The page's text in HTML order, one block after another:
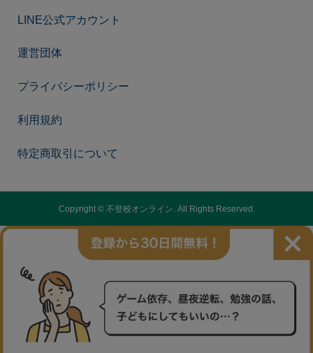
LINE公式アカウント
運営団体
プライバシーポリシー
利用規約
特定商取引について
Copyright ©不登校オンライン. All Rights Reserved.